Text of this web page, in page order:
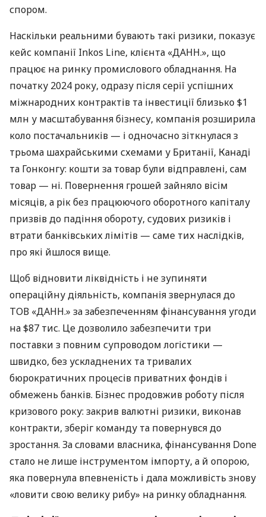
спором.
Наскільки реальними бувають такі ризики, показує
кейс компанії Inkos Line, клієнта «ДАНН.», що
працює на ринку промислового обладнання. На
початку 2024 року, одразу після серії успішних
міжнародних контрактів та інвестиції близько $1
млн у масштабування бізнесу, компанія розширила
коло постачальників — і одночасно зіткнулася з
трьома шахрайськими схемами у Британії, Канаді
та Гонконгу: кошти за товар були відправлені, сам
товар — ні. Повернення грошей зайняло вісім
місяців, а рік без працюючого оборотного капіталу
призвів до падіння обороту, судових ризиків і
втрати банківських лімітів — саме тих наслідків,
про які йшлося вище.
Щоб відновити ліквідність і не зупиняти
операційну діяльність, компанія звернулася до
ТОВ «ДАНН.» за забезпеченням фінансування угоди
на $87 тис. Це дозволило забезпечити три
поставки з повним супроводом логістики —
швидко, без ускладнених та тривалих
бюрократичних процесів приватних фондів і
обмежень банків. Бізнес продовжив роботу після
кризового року: закрив валютні ризики, виконав
контракти, зберіг команду та повернувся до
зростання. За словами власника, фінансування Done
стало не лише інструментом імпорту, а й опорою,
яка повернула впевненість і дала можливість знову
«ловити свою велику рибу» на ринку обладнання.